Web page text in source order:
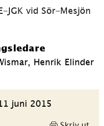
JGK vid Sör-Mesjön
Henrik Elinder
juni 2015